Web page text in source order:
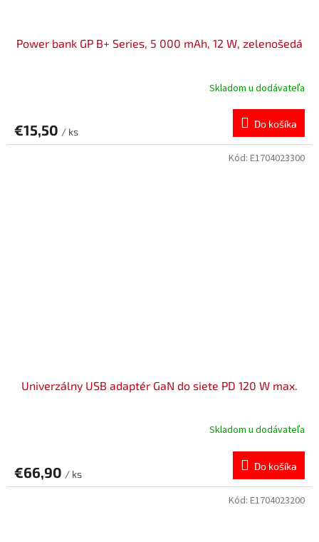
Power bank GP B+ Series, 5 000 mAh, 12 W, zelenošedá
Skladom u dodávateľa
€15,50 / ks
Do košíka
Univerzálny USB adaptér GaN do siete PD 120 W max.
Skladom u dodávateľa
€66,90 / ks
Do košíka
Kód: E1704023300
Kód: E1704023200